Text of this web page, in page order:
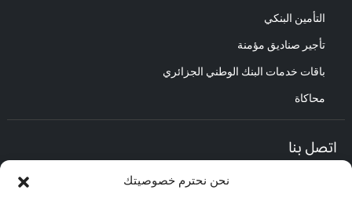
نحن نحترم خصوصيتك
التأمين البنكي
تأجير صناديق مؤمنة
باقات خدمات البنك الوطني الجزائري
محاكاة
اتصل بنا